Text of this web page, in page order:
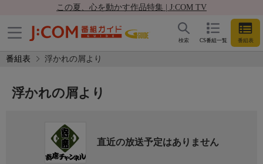
この夏、心を動かす作品特集 | J:COM TV
CS番組一覧 番組表
検索
番組表 浮かれの屑より
浮かれの屑より
直近の放送予定はありません